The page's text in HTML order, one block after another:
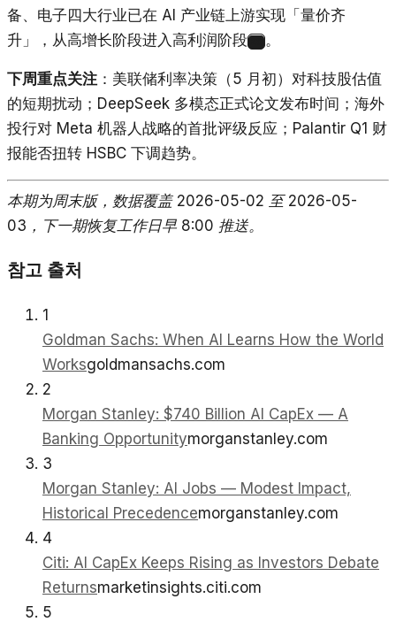
备、电子四大行业已在 AI 产业链上游实现「量价齐
升」，从高增长阶段进入高利润阶段
。
下周重点关注 ：美联储利率决策（5 月初）对科技股估值
的短期扰动；DeepSeek 多模态正式论文发布时间；海外
投行对 Meta 机器人战略的首批评级反应；Palantir Q1 财
报能否扭转 HSBC 下调趋势。
本期为周末版，数据覆盖 2026-05-02 至 2026-05-
03，下一期恢复工作日早 8:00 推送。
참고 출처
1
Goldman Sachs: When AI Learns How the World
Worksgoldmansachs.com
2
Morgan Stanley: $740 Billion AI CapEx — A
Banking Opportunitymorganstanley.com
3
Morgan Stanley: AI Jobs — Modest Impact,
Historical Precedencemorganstanley.com
4
Citi: AI CapEx Keeps Rising as Investors Debate
Returnsmarketinsights.citi.com
5